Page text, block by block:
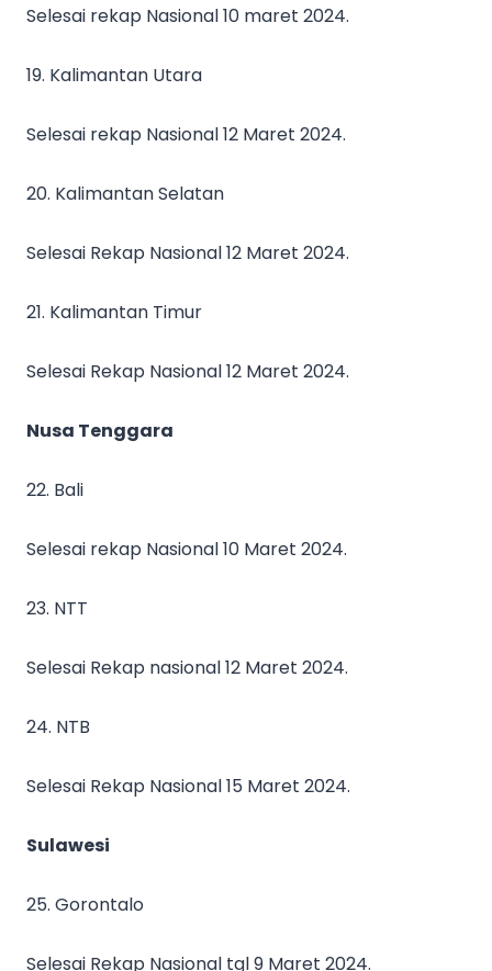
Selesai rekap Nasional 10 maret 2024.
19. Kalimantan Utara
Selesai rekap Nasional 12 Maret 2024.
20. Kalimantan Selatan
Selesai Rekap Nasional 12 Maret 2024.
21. ⁠Kalimantan Timur
Selesai Rekap Nasional 12 Maret 2024.
Nusa Tenggara
22. Bali
Selesai rekap Nasional 10 Maret 2024.
23. NTT
Selesai Rekap nasional 12 Maret 2024.
24. NTB
Selesai Rekap Nasional 15 Maret 2024.
Sulawesi
25. Gorontalo
Selesai Rekap Nasional tgl 9 Maret 2024.